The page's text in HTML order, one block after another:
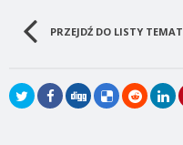
PRZEJDŹ DO LISTY